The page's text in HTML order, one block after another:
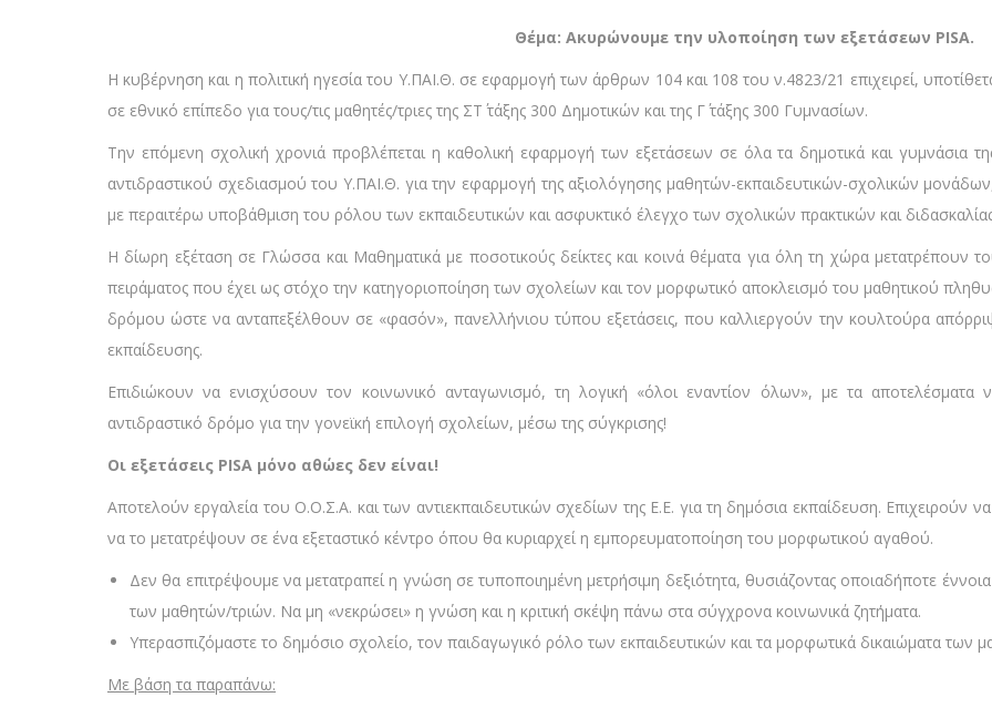
Θέμα: Ακυρώνουμε την υλοποίηση των εξετάσεων PISA.
H κυβέρνηση και η πολιτική ηγεσία του Υ.ΠΑΙ.Θ. σε εφαρμογή των άρθρων 104 και 108 του ν.4823/21 επιχειρεί,
σε εθνικό επίπεδο για τους/τις μαθητές/τριες της ΣΤ΄ τάξης 300 Δημοτικών και της Γ΄ τάξης 300 Γυμνασίων.
Την επόμενη σχολική χρονιά προβλέπεται η καθολική εφαρμογή των εξετάσεων σε όλα τα δημοτικά και γυμνάσια
αντιδραστικού σχεδιασμού του Υ.ΠΑΙ.Θ. για την εφαρμογή της αξιολόγησης μαθητών-εκπαιδευτικών-σχολικών
με περαιτέρω υποβάθμιση του ρόλου των εκπαιδευτικών και ασφυκτικό έλεγχο των σχολικών πρακτικών και
Η δίωρη εξέταση σε Γλώσσα και Μαθηματικά με ποσοτικούς δείκτες και κοινά θέματα για όλη τη χώρα μετατρέπουν
πειράματος που έχει ως στόχο την κατηγοριοποίηση των σχολείων και τον μορφωτικό αποκλεισμό του μαθητικού
δρόμου ώστε να ανταπεξέλθουν σε «φασόν», πανελλήνιου τύπου εξετάσεις, που καλλιεργούν την κουλτούρα
εκπαίδευσης.
Επιδιώκουν να ενισχύσουν τον κοινωνικό ανταγωνισμό, τη λογική «όλοι εναντίον όλων», με τα αποτελέσματα
αντιδραστικό δρόμο για την γονεϊκή επιλογή σχολείων, μέσω της σύγκρισης!
Οι εξετάσεις PISA μόνο αθώες δεν είναι!
Αποτελούν εργαλεία του Ο.Ο.Σ.Α. και των αντιεκπαιδευτικών σχεδίων της Ε.Ε. για τη δημόσια εκπαίδευση. Επιχειρούν
να το μετατρέψουν σε ένα εξεταστικό κέντρο όπου θα κυριαρχεί η εμπορευματοποίηση του μορφωτικού αγαθού.
Δεν θα επιτρέψουμε να μετατραπεί η γνώση σε τυποποιημένη μετρήσιμη δεξιότητα, θυσιάζοντας οποιαδήποτε
των μαθητών/τριών. Να μη «νεκρώσει» η γνώση και η κριτική σκέψη πάνω στα σύγχρονα κοινωνικά ζητήματα.
Υπερασπιζόμαστε το δημόσιο σχολείο, τον παιδαγωγικό ρόλο των εκπαιδευτικών και τα μορφωτικά δικαιώματα των
Με βάση τα παραπάνω: